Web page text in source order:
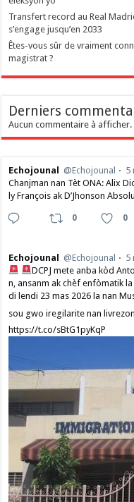
Transfert record au Real
s’engage jusqu’en 2033
Êtes-vous sûr de vraiment
magistrat ?
Derniers
Aucun commentaire à afficher.
Echojounal @Echojounal
5
Chanjman nan Tèt ONA: Alix
ly François ak D’Jhonson
0 0
Echojounal @Echojounal
5
DCPJ mete anba kòd
n, ansanm ak chèf enfòmatik
di lendi 23 mas 2026 la nan
sou gwo iregilarite nan
https://t.co/sBtG1pyKqP